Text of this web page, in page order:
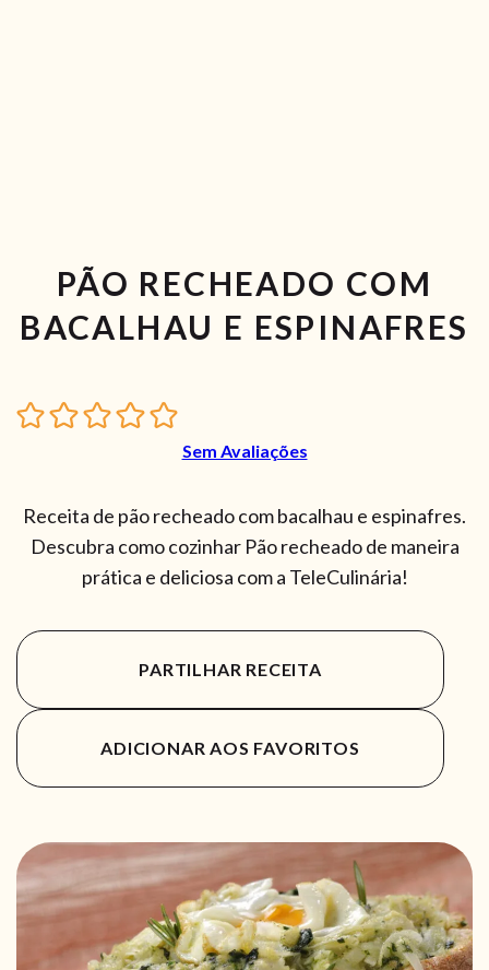
PÃO RECHEADO COM
BACALHAU E ESPINAFRES
Sem Avaliações
Receita de pão recheado com bacalhau e espinafres.
Descubra como cozinhar Pão recheado de maneira
prática e deliciosa com a TeleCulinária!
PARTILHAR RECEITA
ADICIONAR AOS FAVORITOS